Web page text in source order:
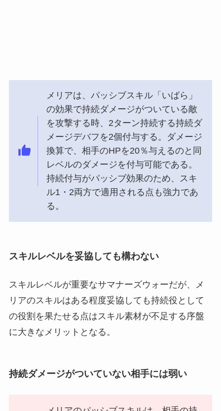
メリアは、パッシブスキル「いばら」
の効果で持続ダメージがついている敵
を攻撃する時、2ターン持続する持続ダ
メージデバフを2個付与する。ダメージ
換算で、相手のHPを20％与えるのと同
レベルのダメージを付与可能である。
持続付与がパッシブ効果のため、スキ
ル1・2両方で適用される点も強力であ
る。
スキルレベルを妥協しても構わない
スキルレベルが重要なサマナーズウォーだが、メ
リアのスキルはある程度妥協しても持続役として
の役割を果たせる点はスキル素材が不足する序盤
に大きなメリットとなる。
持続ダメージがついていない相手には弱い